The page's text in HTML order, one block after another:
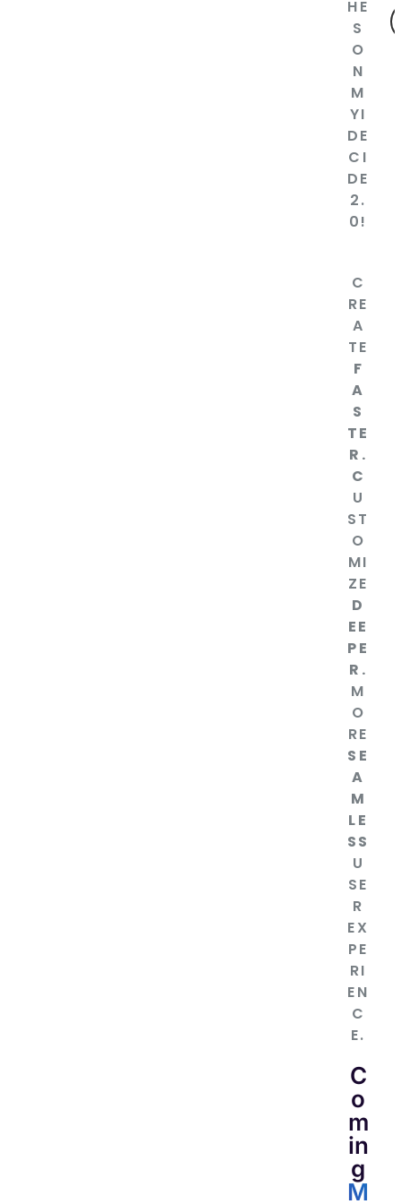
HE
S
O
N
M
YI
DE
CI
DE
2.
0!
C
RE
A
TE
F
A
S
TE
R.
C
U
ST
O
MI
ZE
D
EE
PE
R.
M
O
RE
SE
A
M
LE
SS
U
SE
R
EX
PE
RI
EN
C
E.
C
o
m
in
g
M